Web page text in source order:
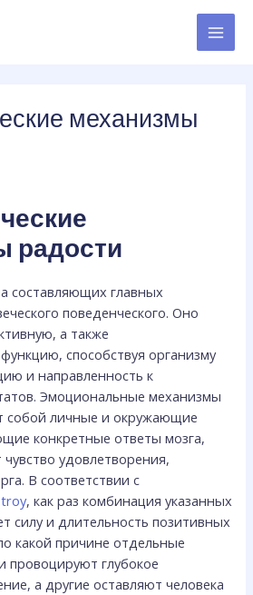
механизмы
радости
составляющих главных
поведенческого. Оно
а также
способствуя организму
и направленность к
Эмоциональные механизмы
собой личные и окружающие
конкретные ответы мозга,
удовлетворения,
В соответствии с
, как раз комбинация указанных
силу и длительность позитивных
какой причине отдельные
провоцируют глубокое
а другие оставляют человека